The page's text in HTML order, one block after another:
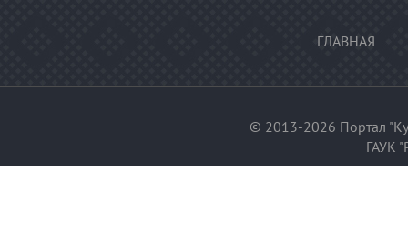
ГЛАВНАЯ
© 2013-2026 Портал
ГАУК